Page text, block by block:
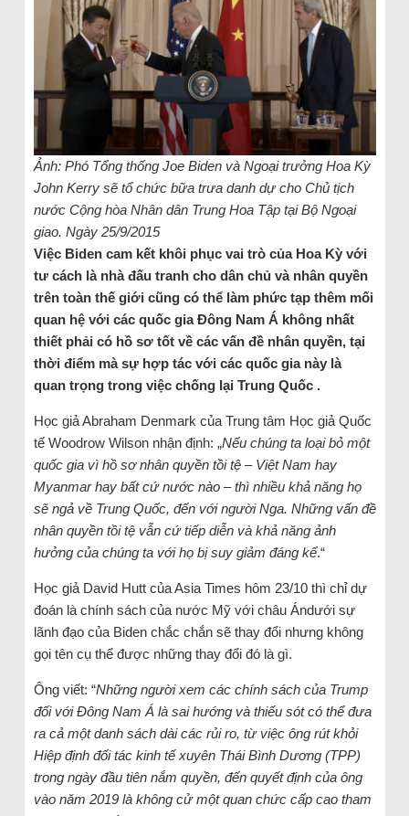
Ảnh: Phó Tổng thống Joe Biden và Ngoại trưởng Hoa Kỳ
John Kerry sẽ tổ chức bữa trưa danh dự cho Chủ tịch
nước Cộng hòa Nhân dân Trung Hoa Tập tại Bộ Ngoại
giao. Ngày 25/9/2015
Việc Biden cam kết khôi phục vai trò của Hoa Kỳ với
tư cách là nhà đấu tranh cho dân chủ và nhân quyền
trên toàn thế giới cũng có thể làm phức tạp thêm mối
quan hệ với các quốc gia Đông Nam Á không nhất
thiết phải có hồ sơ tốt về các vấn đề nhân quyền, tại
thời điểm mà sự hợp tác với các quốc gia này là
quan trọng trong việc chống lại Trung Quốc .
Học giả Abraham Denmark của Trung tâm Học giả Quốc
tế Woodrow Wilson nhận định: „Nếu chúng ta loại bỏ một
quốc gia vì hồ sơ nhân quyền tồi tệ – Việt Nam hay
Myanmar hay bất cứ nước nào – thì nhiều khả năng họ
sẽ ngả về Trung Quốc, đến với người Nga. Những vấn đề
nhân quyền tồi tệ vẫn cứ tiếp diễn và khả năng ảnh
hưởng của chúng ta với họ bị suy giảm đáng kể.“
Học giả David Hutt của Asia Times hôm 23/10 thì chỉ dự
đoán là chính sách của nước Mỹ với châu Ándưới sự
lãnh đạo của Biden chắc chắn sẽ thay đổi nhưng không
gọi tên cụ thể được những thay đổi đó là gì.
Ông viết: “Những người xem các chính sách của Trump
đối với Đông Nam Á là sai hướng và thiếu sót có thể đưa
ra cả một danh sách dài các rủi ro, từ việc ông rút khỏi
Hiệp định đối tác kinh tế xuyên Thái Bình Dương (TPP)
trong ngày đầu tiên nắm quyền, đến quyết định của ông
vào năm 2019 là không cử một quan chức cấp cao tham